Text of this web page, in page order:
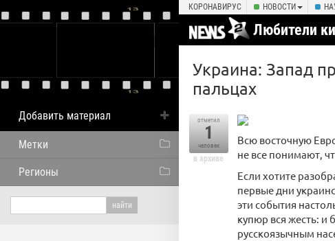
КОРОНАВИРУС НОВОСТИ
Любители
Украина: Запад
пальцах
отметил
1
человек
в архиве
Всю восточную
не все понимают,
Если хотите
первые дни
эти события
купюр вся жесть: и
русскоязычным
Добавить материал
Метки
Регионы